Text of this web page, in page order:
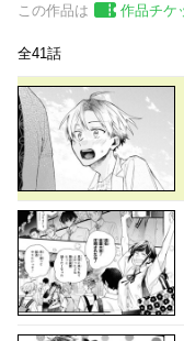
この作品は 作品チケ
全41話